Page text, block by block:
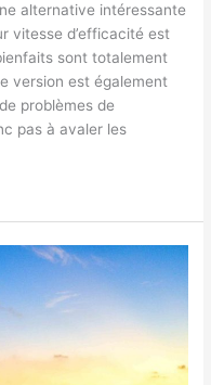
alternative intéressante
vitesse d’efficacité est
sont totalement
version est également
problèmes de
pas à avaler les